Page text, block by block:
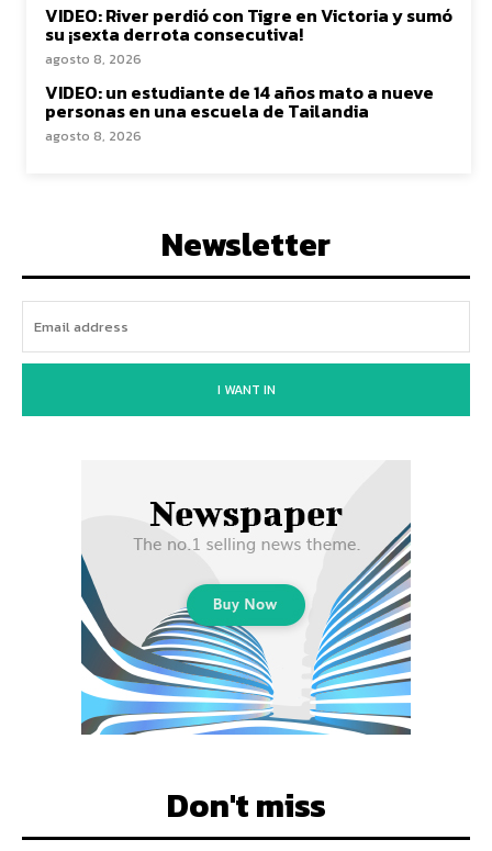
VIDEO: River perdió con Tigre en Victoria y sumó
su ¡sexta derrota consecutiva!
agosto 8, 2026
VIDEO: un estudiante de 14 años mato a nueve
personas en una escuela de Tailandia
agosto 8, 2026
Newsletter
I WANT IN
Don't miss